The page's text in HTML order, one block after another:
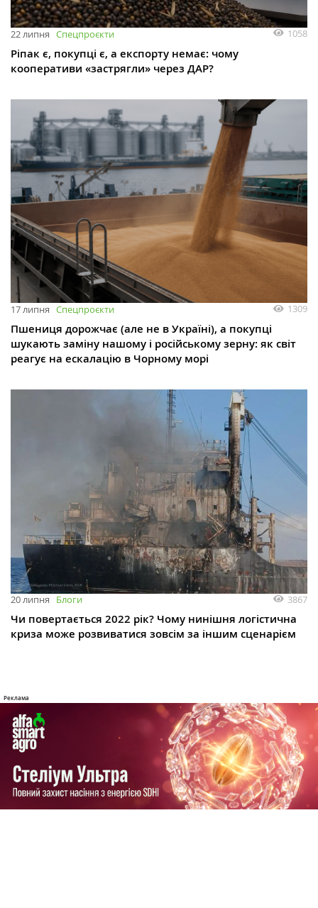
22 липня Спецпроєкти 1058
Ріпак є, покупці є, а експорту немає: чому
кооперативи «застрягли» через ДАР?
17 липня Спецпроєкти 1309
Пшениця дорожчає (але не в Україні), а покупці
шукають заміну нашому і російському зерну: як світ
реагує на ескалацію в Чорному морі
20 липня Блоги 3867
Чи повертається 2022 рік? Чому нинішня логістична
криза може розвиватися зовсім за іншим сценарієм